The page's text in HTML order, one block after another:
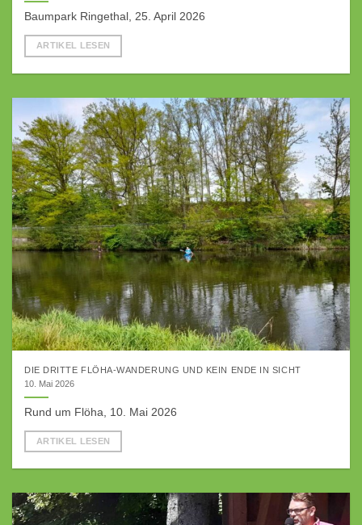
Baumpark Ringethal, 25. April 2026
ARTIKEL LESEN
DIE DRITTE FLÖHA-WANDERUNG UND KEIN ENDE IN SICHT
10. Mai 2026
Rund um Flöha, 10. Mai 2026
ARTIKEL LESEN